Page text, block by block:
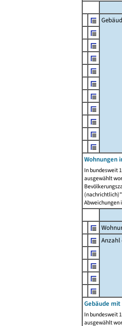
Wohnungen
In bundesweit
ausgewählt
Abweichungen
Anzahl
Gebäude
In bundesweit
ausgewählt